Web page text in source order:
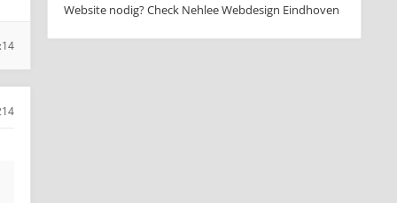
Website nodig? Check Nehlee Webdesign Eindhoven